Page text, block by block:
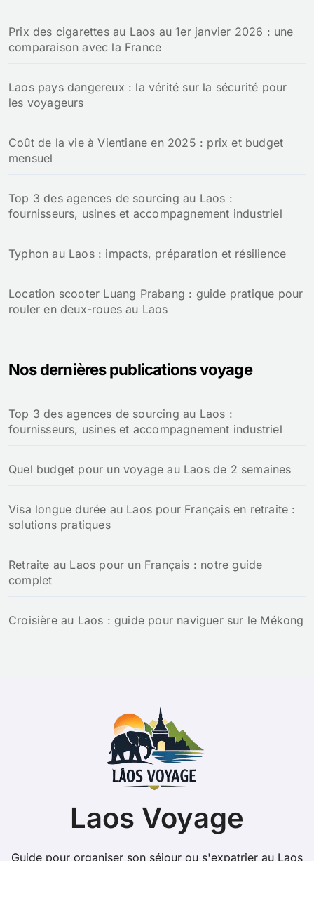
Prix des cigarettes au Laos au 1er janvier 2026 : une
comparaison avec la France
Laos pays dangereux : la vérité sur la sécurité pour
les voyageurs
Coût de la vie à Vientiane en 2025 : prix et budget
mensuel
Top 3 des agences de sourcing au Laos :
fournisseurs, usines et accompagnement industriel
Typhon au Laos : impacts, préparation et résilience
Location scooter Luang Prabang : guide pratique pour
rouler en deux-roues au Laos
Nos dernières publications voyage
Top 3 des agences de sourcing au Laos :
fournisseurs, usines et accompagnement industriel
Quel budget pour un voyage au Laos de 2 semaines
Visa longue durée au Laos pour Français en retraite :
solutions pratiques
Retraite au Laos pour un Français : notre guide
complet
Croisière au Laos : guide pour naviguer sur le Mékong
Laos Voyage
Guide pour organiser son séjour ou s'expatrier au Laos